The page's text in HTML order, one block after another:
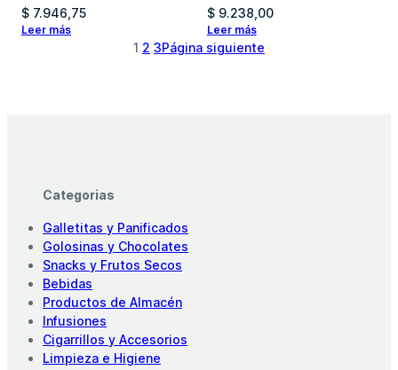
$ 7.946,75
Leer más
$9.238,00
Leer más
1 2 3Página siguiente
Categorias
Galletitas y Panificados
Golosinas y Chocolates
Snacks y Frutos Secos
Bebidas
Productos de Almacén
Infusiones
Cigarrillos y Accesorios
Limpieza e Higiene